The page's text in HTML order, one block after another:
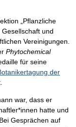
„Pflanzliche
und
Vereinigungen.
Phytochemical
für seine
der
war, dass er
hatte und
Gesprächen auf